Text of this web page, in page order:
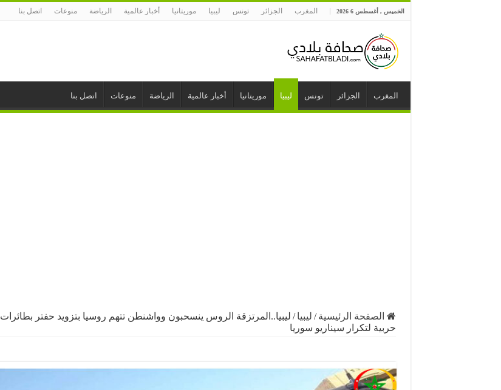
الخميس , أغسطس 6 2026 المغرب الجزائر تونس ليبيا موريتانيا أخبار عالمية الرياضة منوعات اتصل بنا
المغرب الجزائر تونس ليبيا موريتانيا أخبار عالمية الرياضة منوعات اتصل بنا
الصفحة الرئيسية / ليبيا / ليبيا..المرتزقة الروس ينسحبون وواشنطن تتهم روسيا بتزويد حفتر بطائرات
حربية لتكرار سيناريو سوريا